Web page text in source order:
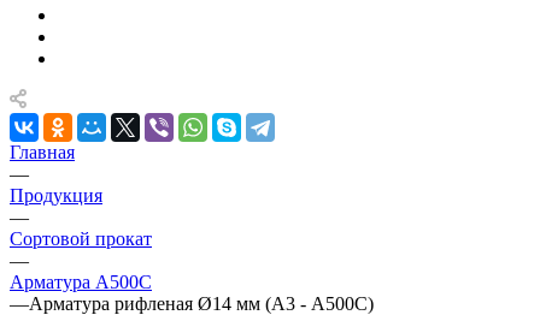
Главная
—
Продукция
—
Сортовой прокат
—
Арматура А500C
—Арматура рифленая Ø14 мм (А3 - А500С)